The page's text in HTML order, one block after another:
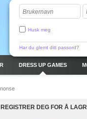
Brukernavn
Husk meg
Har du glemt ditt passord?
DRESS UP GAMES
REGISTRER DEG FOR Å